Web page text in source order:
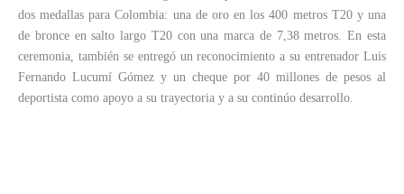
dos medallas para Colombia: una de oro en los 400 metros T20 y una
de bronce en salto largo T20 con una marca de 7,38 metros. En esta
ceremonia, también se entregó un reconocimiento a su entrenador Luis
Fernando Lucumí Gómez y un cheque por 40 millones de pesos al
deportista como apoyo a su trayectoria y a su continúo desarrollo.